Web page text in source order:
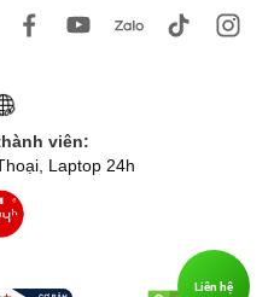
viên:
Laptop 24h
Liên hệ